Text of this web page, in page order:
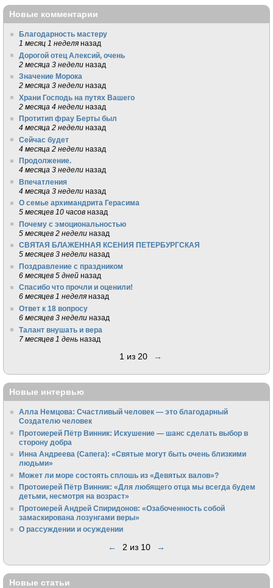
Новые комментарии
Благодарность мастеру
1 месяц 1 неделя назад
Дорогой отец Алексий, очень
2 месяца 3 недели назад
Значение Морока
2 месяца 3 недели назад
Храни Господь на путях Вашего
2 месяца 4 недели назад
Протитип фрау Берты был
4 месяца 2 недели назад
Сейчас будет
4 месяца 2 недели назад
Продолжение.
4 месяца 3 недели назад
Впечатления
4 месяца 3 недели назад
О семье архимандрита Герасима
5 месяцев 10 часов назад
Почему с эмоциональностью
5 месяцев 2 недели назад
СВЯТАЯ БЛАЖЕННАЯ КСЕНИЯ ПЕТЕРБУРГСКАЯ
5 месяцев 3 недели назад
Поздравление с праздником
6 месяцев 5 дней назад
Спасибо что прочли и оценили!
6 месяцев 1 неделя назад
Ответ к 18 вопросу
6 месяцев 3 недели назад
Талант внушать и вера
7 месяцев 1 день назад
1 из 20 →
Новые интервью
Алла Немцова: Счастливый человек — это благодарный
Создателю человек
Протоиерей Пётр Винник: Искушение — шанс сделать выбор в
сторону добра
Инна Андреева (Сапега): «Святые могут быть очень близкими
людьми»
Может ли море состоять сплошь из «Девятых валов»?
Протоиерей Пётр Винник: «Для любящего отца мы всегда будем
детьми, несмотря на возраст»
Протоиерей Андрей Спиридонов: «Озабоченность собой
замаскирована лозунгами веры»
О рассуждении и осуждении
← 2 из 10 →
Новые статьи